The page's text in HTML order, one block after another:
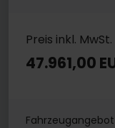
Preis inkl. MwSt.
47.961,00